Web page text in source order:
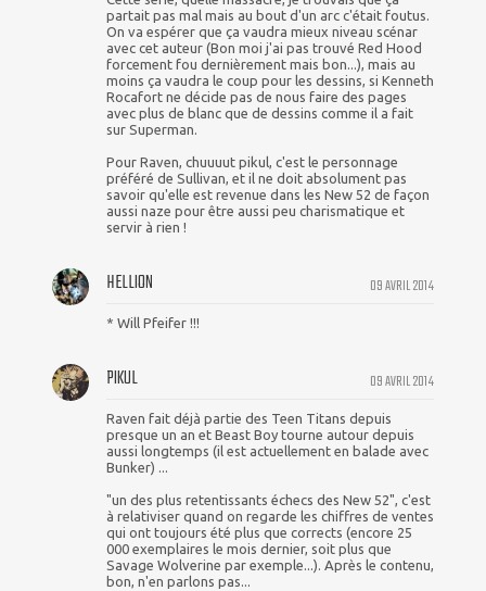
partait pas mal mais au bout d'un arc c'était foutus.
On va espérer que ça vaudra mieux niveau scénar
avec cet auteur (Bon moi j'ai pas trouvé Red Hood
forcement fou dernièrement mais bon...), mais au
moins ça vaudra le coup pour les dessins, si Kenneth
Rocafort ne décide pas de nous faire des pages
avec plus de blanc que de dessins comme il a fait
sur Superman.
Pour Raven, chuuuut pikul, c'est le personnage
préféré de Sullivan, et il ne doit absolument pas
savoir qu'elle est revenue dans les New 52 de façon
aussi naze pour être aussi peu charismatique et
servir à rien !
09 AVRIL 2014
HELLION
* Will Pfeifer !!!
09 AVRIL 2014
PIKUL
Raven fait déjà partie des Teen Titans depuis
presque un an et Beast Boy tourne autour depuis
aussi longtemps (il est actuellement en balade avec
Bunker) ...
"un des plus retentissants échecs des New 52", c'est
à relativiser quand on regarde les chiffres de ventes
qui ont toujours été plus que corrects (encore 25
000 exemplaires le mois dernier, soit plus que
Savage Wolverine par exemple...). Après le contenu,
bon, n'en parlons pas...